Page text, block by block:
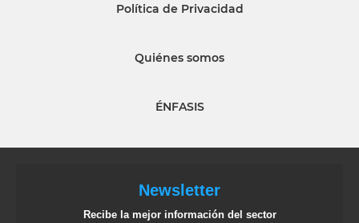
Política de Privacidad
Quiénes somos
ÉNFASIS
Newsletter
Recibe la mejor información del sector